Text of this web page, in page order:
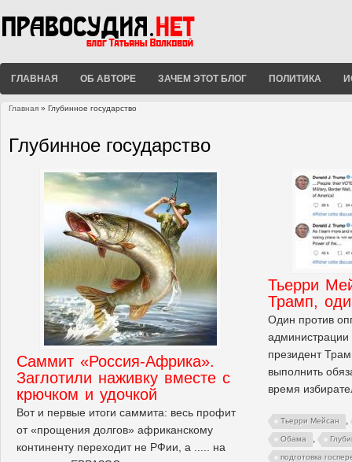
ГЛАВНАЯ ОБ АВТОРЕ ЗАЧЕМ ЭТОТ БЛОГ ПОЛИТИКА
Главная » Глубинное государство
Глубинное государство
Саммит «Россия-Африка».
Заглотили наживку вместе с
крючком и удочкой
Вот и первые итоги саммита: весь профит
от «прощения долгов» африканскому
континенту переходит не РФии, а ..... на
Тьерри
Трамп,
Один против
администрации
президент
выполнить
время
Тьерри Мейсан ,
Обама ,
подготовка